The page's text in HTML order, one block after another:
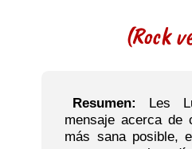
(Rock
Resumen:
Les
mensaje acerca de
más sana posible,